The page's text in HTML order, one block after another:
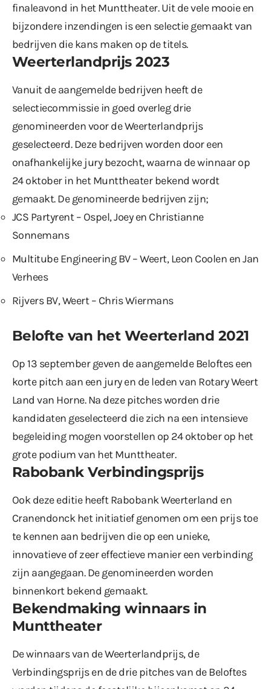
finaleavond in het Munttheater. Uit de vele mooie en
bijzondere inzendingen is een selectie gemaakt van
bedrijven die kans maken op de titels.
Weerterlandprijs 2023
Vanuit de aangemelde bedrijven heeft de
selectiecommissie in goed overleg drie
genomineerden voor de Weerterlandprijs
geselecteerd. Deze bedrijven worden door een
onafhankelijke jury bezocht, waarna de winnaar op
24 oktober in het Munttheater bekend wordt
gemaakt. De genomineerde bedrijven zijn;
JCS Partyrent – Ospel, Joey en Christianne
Sonnemans
Multitube Engineering BV – Weert, Leon Coolen en Jan
Verhees
Rijvers BV, Weert – Chris Wiermans
Belofte van het Weerterland 2021
Op 13 september geven de aangemelde Beloftes een
korte pitch aan een jury en de leden van Rotary Weert
Land van Horne. Na deze pitches worden drie
kandidaten geselecteerd die zich na een intensieve
begeleiding mogen voorstellen op 24 oktober op het
grote podium van het Munttheater.
Rabobank Verbindingsprijs
Ook deze editie heeft Rabobank Weerterland en
Cranendonck het initiatief genomen om een prijs toe
te kennen aan bedrijven die op een unieke,
innovatieve of zeer effectieve manier een verbinding
zijn aangegaan. De genomineerden worden
binnenkort bekend gemaakt.
Bekendmaking winnaars in
Munttheater
De winnaars van de Weerterlandprijs, de
Verbindingsprijs en de drie pitches van de Beloftes